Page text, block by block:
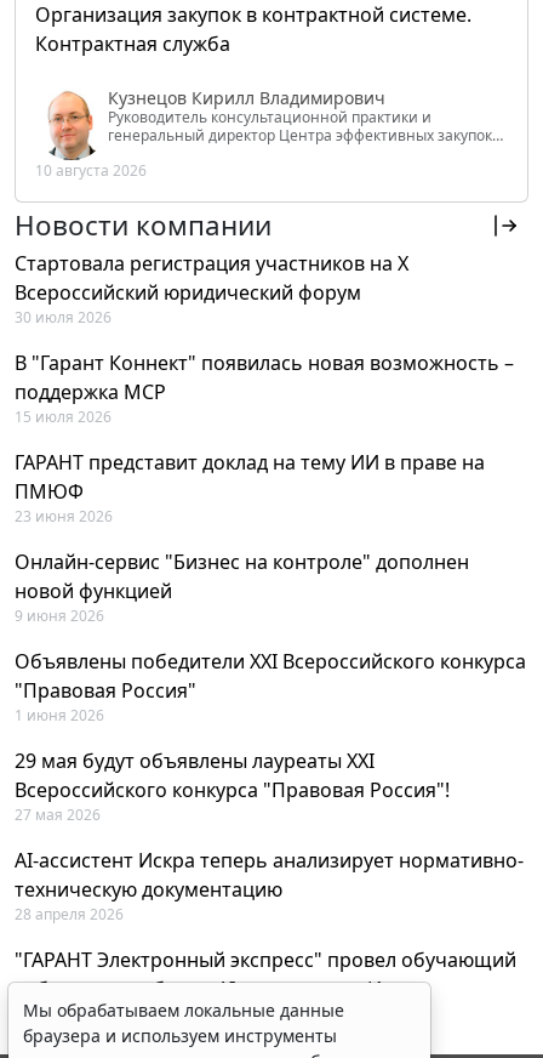
Организация закупок в контрактной системе.
Контрактная служба
Кузнецов Кирилл Владимирович
Руководитель консультационной практики и
генеральный директор Центра эффективных закупок
РФ
10 августа 2026
Новости компании
Стартовала регистрация участников на X
Всероссийский юридический форум
30 июля 2026
В "Гарант Коннект" появилась новая возможность –
поддержка MCP
15 июля 2026
ГАРАНТ представит доклад на тему ИИ в праве на
ПМЮФ
23 июня 2026
Онлайн-сервис "Бизнес на контроле" дополнен
новой функцией
9 июня 2026
Объявлены победители XXI Всероссийского конкурса
"Правовая Россия"
1 июня 2026
29 мая будут объявлены лауреаты XXI
Всероссийского конкурса "Правовая Россия"!
27 мая 2026
AI-ассистент Искра теперь анализирует нормативно-
техническую документацию
28 апреля 2026
"ГАРАНТ Электронный экспресс" провел обучающий
вебинар по работе с AI-ассистентом Искра
23 апреля 2026
Мы обрабатываем локальные данные
браузера и используем инструменты